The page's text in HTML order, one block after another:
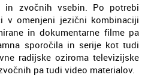
in zvočnih vsebin. Po potrebi
v omenjeni jezični kombinaciji
in dokumentarne filme pa
sporočila in serije kot tudi
radijske oziroma televizijske
pa tudi video materialov.